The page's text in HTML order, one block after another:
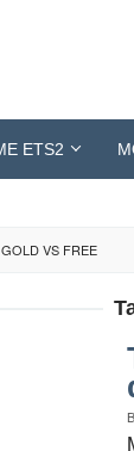
ETS2
VS FREE